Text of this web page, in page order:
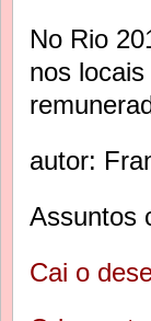
No Rio
nos
autor:
Assuntos
Cai o